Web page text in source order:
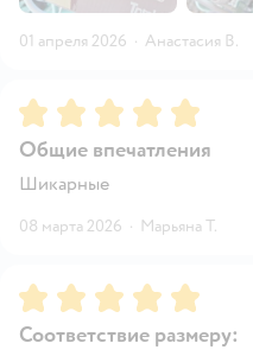
01 апреля 2026 · Анастасия В.
Рейтинг:5
Общие впечатления
Шикарные
08 марта 2026 · Марьяна Т.
Рейтинг:5
Соответствие размеру: